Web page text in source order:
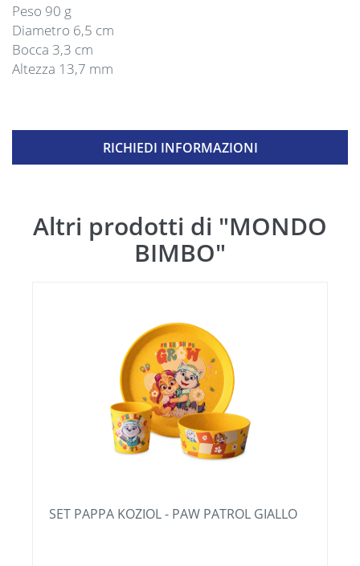
Peso 90 g
Diametro 6,5 cm
Bocca 3,3 cm
Altezza 13,7 mm
RICHIEDI INFORMAZIONI
Altri prodotti di "MONDO
BIMBO"
SET PAPPA KOZIOL - PAW PATROL GIALLO